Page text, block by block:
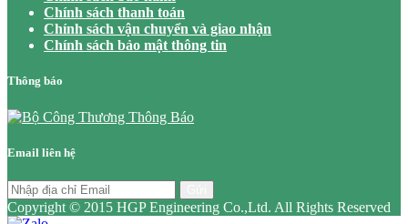
Chính sách thanh toán
Chính sách vận chuyển và giao nhận
Chính sách bảo mật thông tin
Thông báo
Email liên hệ
Copyright © 2015 HGP Engineering Co.,Ltd. All Rights Reserved